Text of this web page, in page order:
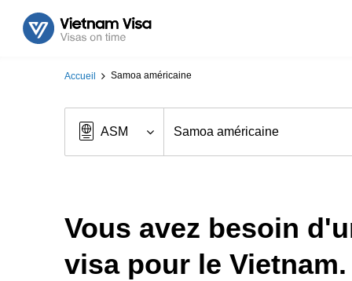
Accueil Samoa américaine
Vous avez besoin
visa pour le Vietnam.